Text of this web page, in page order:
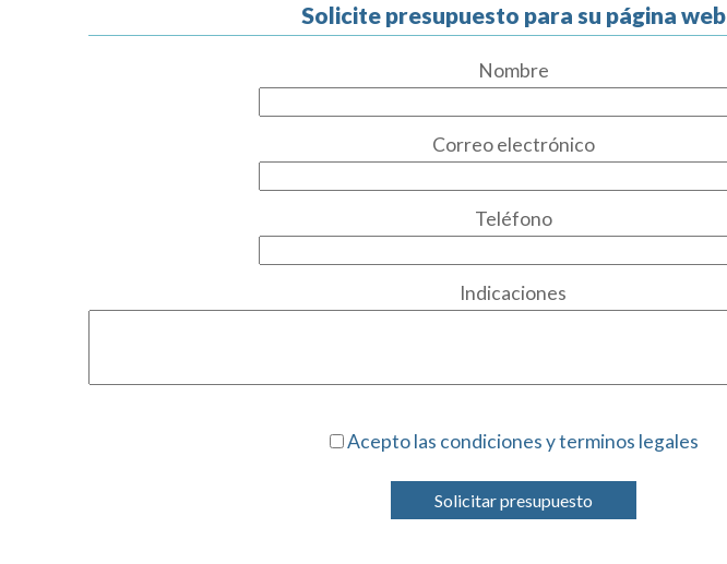
Solicite presupuesto para su página web
Nombre
Correo electrónico
Teléfono
Indicaciones
Acepto las condiciones y terminos legales
Solicitar presupuesto